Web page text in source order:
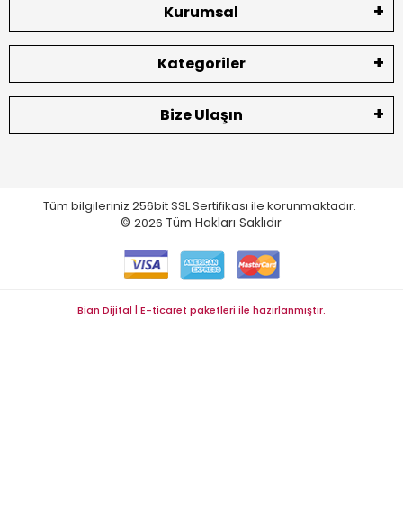
Kurumsal
Kategoriler
Bize Ulaşın
Tüm bilgileriniz 256bit SSL Sertifikası ile korunmaktadır.
©2026 Tüm Hakları Saklıdır
Bian Dijital | E-ticaret paketleri ile hazırlanmıştır.